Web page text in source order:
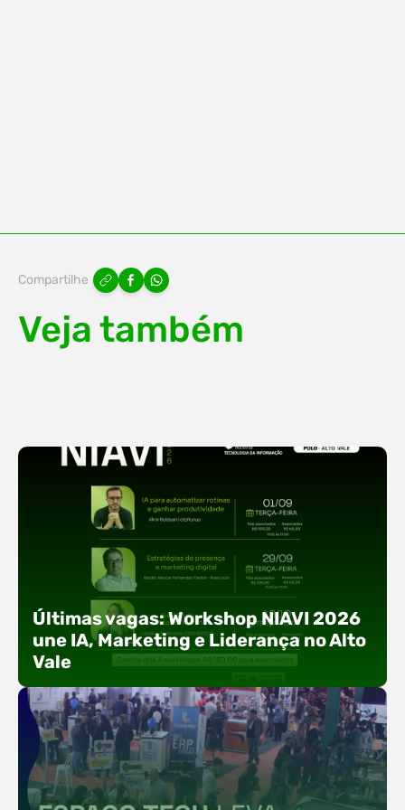
Compartilhe
Veja também
Últimas vagas: Workshop NIAVI 2026
une IA, Marketing e Liderança no Alto
Vale